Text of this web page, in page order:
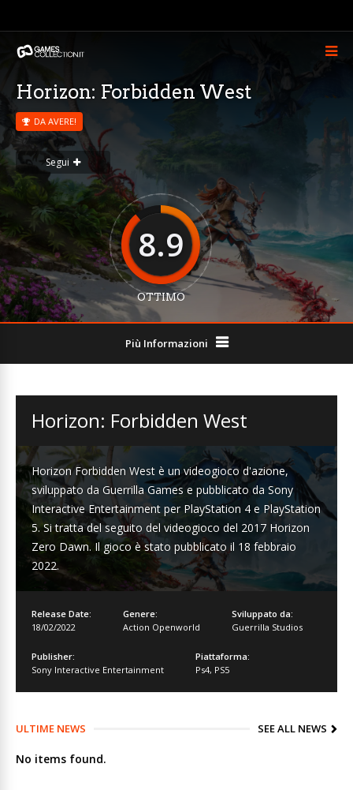
Horizon: Forbidden West
DA AVERE!
Segui
8.9
OTTIMO
Più Informazioni
Horizon: Forbidden West
Horizon Forbidden West è un videogioco d'azione,
sviluppato da Guerrilla Games e pubblicato da Sony
Interactive Entertainment per PlayStation 4 e PlayStation
5. Si tratta del seguito del videogioco del 2017 Horizon
Zero Dawn. Il gioco è stato pubblicato il 18 febbraio
2022.
Release Date:
18/02/2022
Genere:
Action Openworld
Sviluppato da:
Guerrilla Studios
Publisher:
Sony Interactive Entertainment
Piattaforma:
Ps4, PS5
ULTIME NEWS SEE ALL NEWS
No items found.